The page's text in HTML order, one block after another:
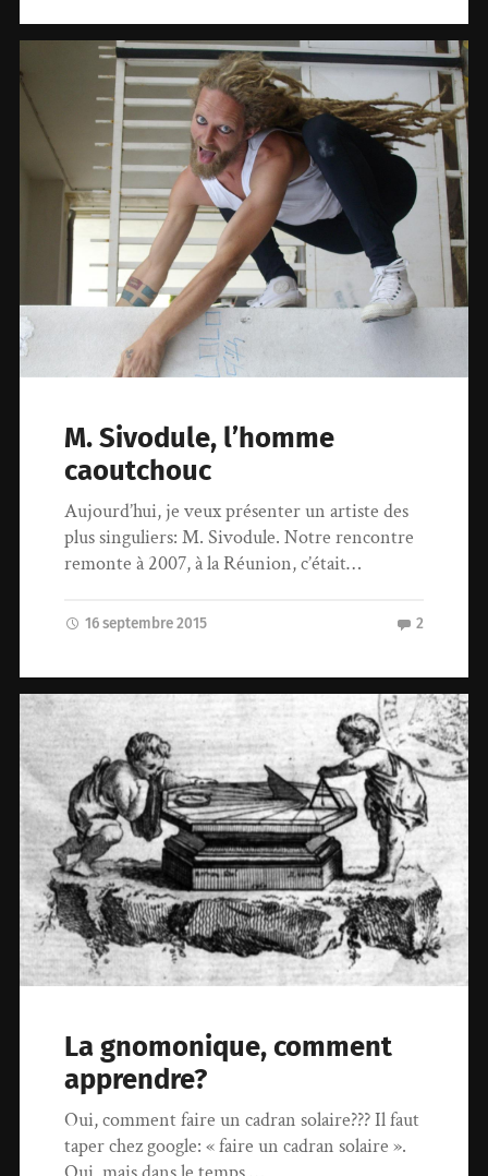
M. Sivodule, l’homme
caoutchouc
Aujourd’hui, je veux présenter un artiste des
plus singuliers: M. Sivodule. Notre rencontre
remonte à 2007, à la Réunion, c’était…
16 septembre 2015 2
La gnomonique, comment
apprendre?
Oui, comment faire un cadran solaire??? Il faut
taper chez google: « faire un cadran solaire ».